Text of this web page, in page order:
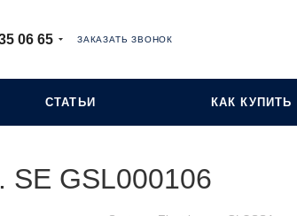
06 65 ЗАКАЗАТЬ ЗВОНОК
СТАТЬИ КАК КУПИТЬ
SE GSL000106